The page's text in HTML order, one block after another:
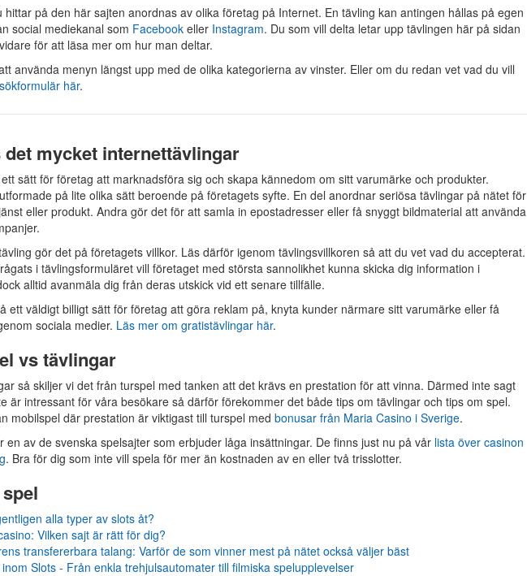
hittar på den här sajten anordnas av olika företag på Internet. En tävling kan antingen hållas på egen
social mediekanal som Facebook eller Instagram. Du som vill delta letar upp tävlingen här på sidan
för att läsa mer om hur man deltar.
använda menyn längst upp med de olika kategorierna av vinster. Eller om du redan vet vad du vill
här.
mycket internettävlingar
sätt för företag att marknadsföra sig och skapa kännedom om sitt varumärke och produkter.
på lite olika sätt beroende på företagets syfte. En del anordnar seriösa tävlingar på nätet för
eller produkt. Andra gör det för att samla in epostadresser eller få snyggt bildmaterial att använda
gör det på företagets villkor. Läs därför igenom tävlingsvillkoren så att du vet vad du accepterat.
i tävlingsformuläret vill företaget med största sannolikhet kunna skicka dig information i
alltid avanmäla dig från deras utskick vid ett senare tillfälle.
ett väldigt billigt sätt för företag att göra reklam på, knyta kunder närmare sitt varumärke eller få
sociala medier. Läs mer om gratistävlingar här.
vs tävlingar
så skiljer vi det från turspel med tanken att det krävs en prestation för att vinna. Därmed inte sagt
är intressant för våra besökare så därför förekommer det både tips om tävlingar och tips om spel.
mobilspel där prestation är viktigast till turspel med bonusar från Maria Casino i Sverige.
en av de svenska spelsajter som erbjuder låga insättningar. De finns just nu på vår lista över casinon
. Bra för dig som inte vill spela för mer än kostnaden av en eller två trisslotter.
alla typer av slots åt?
Vilken sajt är rätt för dig?
transfererbara talang: Varför de som vinner mest på nätet också väljer bäst
Slots - Från enkla trehjulsautomater till filmiska spelupplevelser